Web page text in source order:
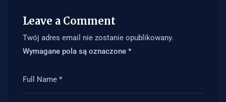
Leave a Comment
Twój adres email nie zostanie opublikowany.
Wymagane pola są oznaczone *